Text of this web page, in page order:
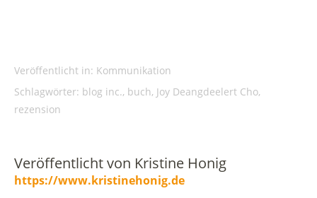
Veröffentlicht in: Kommunikation
Schlagwörter: blog inc., buch, Joy Deangdeelert Cho,
rezension
Veröffentlicht von Kristine Honig
https://www.kristinehonig.de